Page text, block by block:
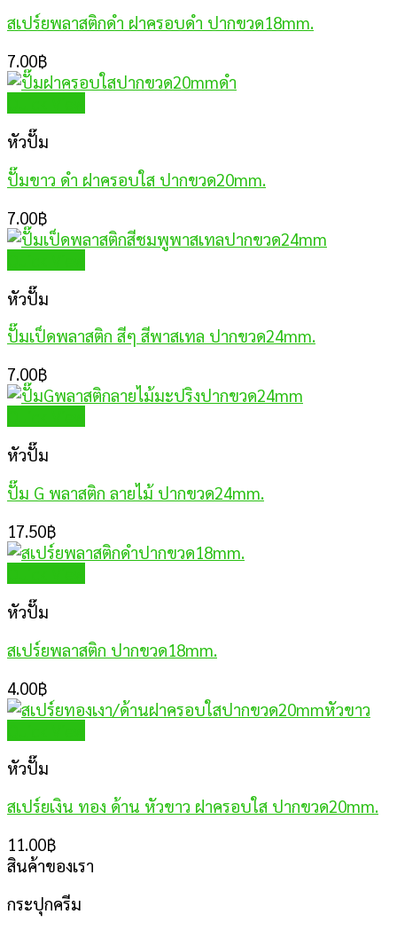
สเปร์ยพลาสติกดำ ฝาครอบดำ ปากขวด18mm.
7.00฿
หัวปั๊ม
ปั๊มขาว ดำ ฝาครอบใส ปากขวด20mm.
7.00฿
หัวปั๊ม
ปั๊มเป็ดพลาสติก สีๆ สีพาสเทล ปากขวด24mm.
7.00฿
หัวปั๊ม
ปั๊ม G พลาสติก ลายไม้ ปากขวด24mm.
17.50฿
หัวปั๊ม
สเปร์ยพลาสติก ปากขวด18mm.
4.00฿
หัวปั๊ม
สเปร์ยเงิน ทอง ด้าน หัวขาว ฝาครอบใส ปากขวด20mm.
11.00฿
สินค้าของเรา
กระปุกครีม